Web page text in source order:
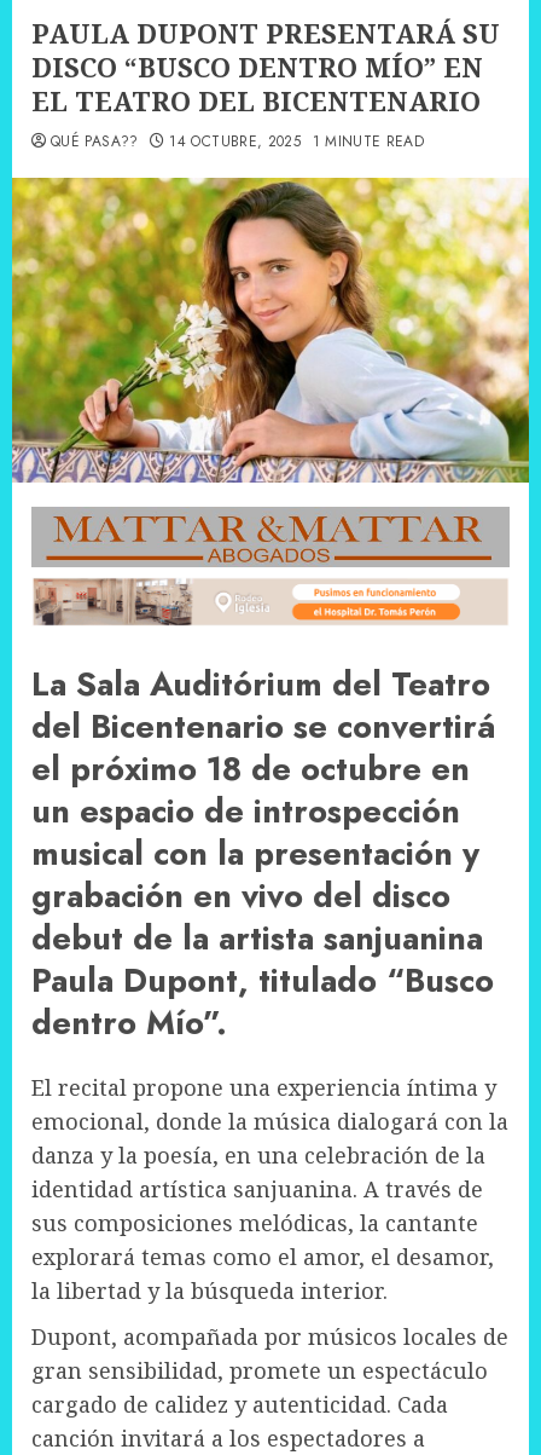
PAULA DUPONT PRESENTARÁ SU
DISCO “BUSCO DENTRO MÍO” EN
EL TEATRO DEL BICENTENARIO
QUÉ PASA?? 14 OCTUBRE, 2025 1 MINUTE READ
La Sala Auditórium del Teatro
del Bicentenario se convertirá
el próximo 18 de octubre en
un espacio de introspección
musical con la presentación y
grabación en vivo del disco
debut de la artista sanjuanina
Paula Dupont, titulado “Busco
dentro Mío”.
El recital propone una experiencia íntima y
emocional, donde la música dialogará con la
danza y la poesía, en una celebración de la
identidad artística sanjuanina. A través de
sus composiciones melódicas, la cantante
explorará temas como el amor, el desamor,
la libertad y la búsqueda interior.
Dupont, acompañada por músicos locales de
gran sensibilidad, promete un espectáculo
cargado de calidez y autenticidad. Cada
canción invitará a los espectadores a